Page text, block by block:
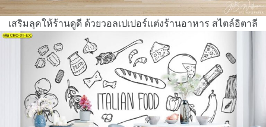
เสริมลุคให้ร้านดูดี ด้วยวอลเปเปอร์แต่งร้านอาหาร สไตล์อิตาลี